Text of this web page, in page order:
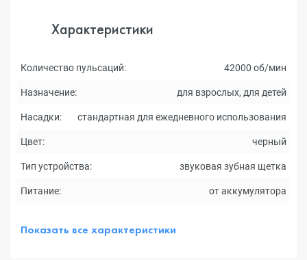
Характеристики
Количество пульсаций: 42000 об/мин
Назначение: для взрослых, для детей
Насадки: стандартная для ежедневного использования
Цвет: черный
Тип устройства: звуковая зубная щетка
Питание: от аккумулятора
Показать все характеристики